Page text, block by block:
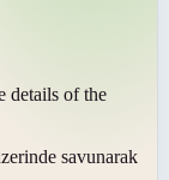
details of the
savunarak